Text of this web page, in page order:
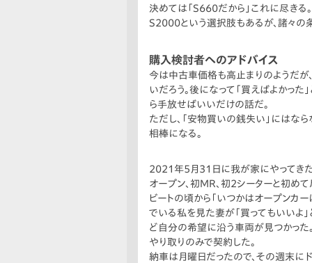
決めては「S660だから」これに尽きる
S2000という選択肢もあるが、諸々の
購入検討者へのアドバイス
今は中古車価格も高止まりのようだが
いだろう。後になって「買えばよかった
ら手放せばいいだけの話だ。
ただし、「安物買いの銭失い」にはな
相棒になる。
2021年5月31日に我が家にやってきた
オープン、初MR、初2シーターと初めて
ビートの頃から「いつかはオープンカ
でいる私を見た妻が「買ってもいいよ
ど自分の希望に沿う車両が見つかっ
やり取りのみで契約した。
納車は月曜日だったので、その週末に